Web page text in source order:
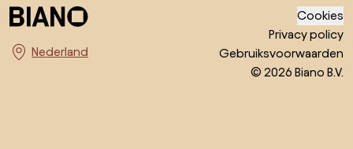
Kies land
Cookies
Privacy policy
Gebruiksvoorwaarden
© 2026 Biano B.V.